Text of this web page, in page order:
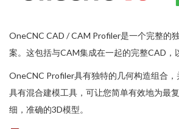
OneCNC CAD / CAM Profiler是一个完整的
案。这包括与CAM集成在一起的完整CAD，
OneCNC Profiler具有独特的几何构造组合，
具有混合建模工具，可让您简单有效地为最
细，准确的3D模型。